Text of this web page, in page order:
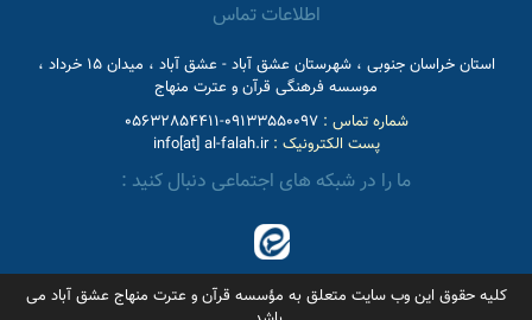
اطلاعات تماس
استان خراسان جنوبی ، شهرستان عشق آباد - عشق آباد ، میدان 15 خرداد ،
موسسه فرهنگی قرآن و عترت منهاج
شماره تماس :09133550097-05632854411
پست الکترونیک :info[at] al-falah.ir
ما را در شبکه های اجتماعی دنبال کنید :
کلیه حقوق این وب سایت متعلق به مؤسسه قرآن و عترت منهاج عشق آباد می